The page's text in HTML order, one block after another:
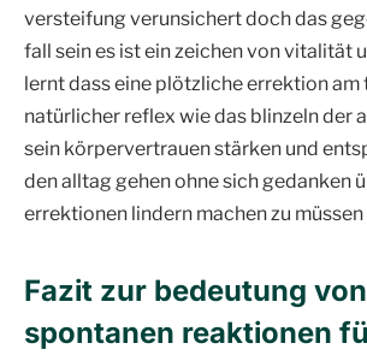
versteifung verunsichert doch das
fall sein es ist ein zeichen von vitalität
lernt dass eine plötzliche errektion am
natürlicher reflex wie das blinzeln der
sein körpervertrauen stärken und
den alltag gehen ohne sich gedanken
errektionen lindern machen zu müssen
Fazit zur bedeutung von
spontanen reaktionen